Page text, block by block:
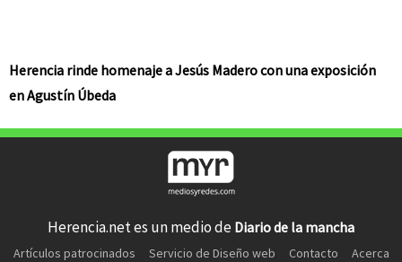
Herencia rinde homenaje a Jesús Madero con una exposición
en Agustín Úbeda
Herencia.net es un medio de Diario de la mancha
Artículos patrocinados Servicio de Diseño web Contacto
Acerca